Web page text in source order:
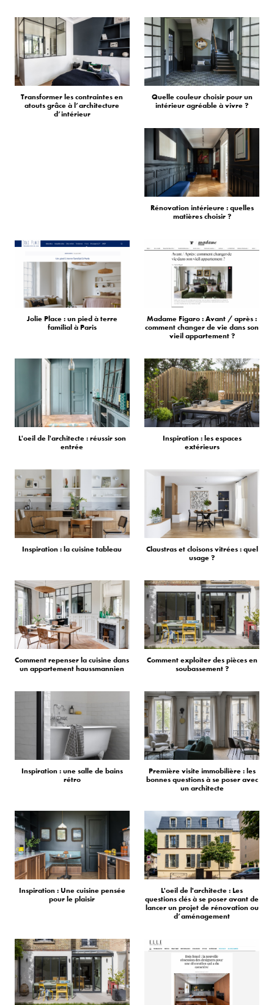
Transformer les contraintes en
atouts grâce à l’architecture
d’intérieur
Quelle couleur choisir pour un
intérieur agréable à vivre ?
Rénovation intérieure : quelles
matières choisir ?
Jolie Place : un pied à terre
familial à Paris
Madame Figaro : Avant / après :
comment changer de vie dans son
vieil appartement ?
L'oeil de l'architecte : réussir son
entrée
Inspiration : les espaces
extérieurs
Inspiration : la cuisine tableau
Claustras et cloisons vitrées : quel
usage ?
Comment repenser la cuisine dans
un appartement haussmannien
Comment exploiter des pièces en
soubassement ?
Inspiration : une salle de bains
rétro
Première visite immobilière : les
bonnes questions à se poser avec
un architecte
Inspiration : Une cuisine pensée
pour le plaisir
L'oeil de l'architecte : Les
questions clés à se poser avant de
lancer un projet de rénovation ou
d’aménagement